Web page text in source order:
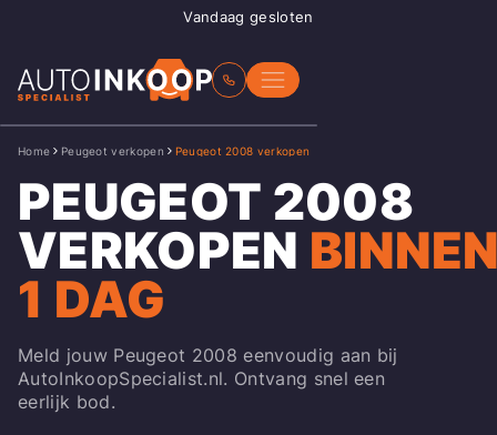
Vandaag gesloten
Home Peugeot verkopen Peugeot 2008 verkopen
PEUGEOT 2008
VERKOPEN
1 DAG
Meld jouw Peugeot 2008 eenvoudig aan bij
AutoInkoopSpecialist.nl. Ontvang snel een
eerlijk bod.